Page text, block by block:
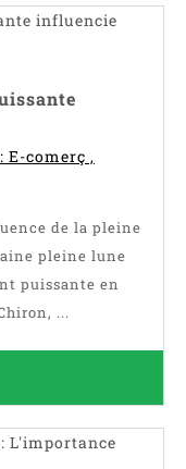
E-comerç ,
de la pleine
pleine lune
puissante en
...